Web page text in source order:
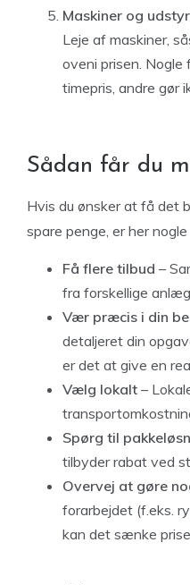
Maskiner og udstyr
Leje af maskiner,
oveni prisen. Nogle
timepris, andre gør
Sådan får du
Hvis du ønsker at få det
spare penge, er her nogle
Få flere tilbud –
fra forskellige
Vær præcis i din
detaljeret din
er det at give en
Vælg lokalt –
Spørg til
tilbyder rabat ved
Overvej at gøre
forarbejdet (f.eks.
kan det sænke